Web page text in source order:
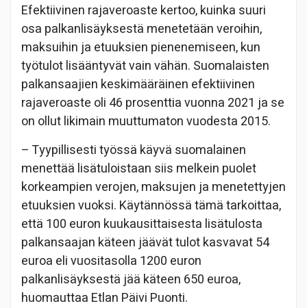
Efektiivinen rajaveroaste kertoo, kuinka suuri
osa palkanlisäyksestä menetetään veroihin,
maksuihin ja etuuksien pienenemiseen, kun
työtulot lisääntyvät vain vähän. Suomalaisten
palkansaajien keskimääräinen efektiivinen
rajaveroaste oli 46 prosenttia vuonna 2021 ja se
on ollut likimain muuttumaton vuodesta 2015.
– Tyypillisesti työssä käyvä suomalainen
menettää lisätuloistaan siis melkein puolet
korkeampien verojen, maksujen ja menetettyjen
etuuksien vuoksi. Käytännössä tämä tarkoittaa,
että 100 euron kuukausittaisesta lisätulosta
palkansaajan käteen jäävät tulot kasvavat 54
euroa eli vuositasolla 1200 euron
palkanlisäyksestä jää käteen 650 euroa,
huomauttaa Etlan Päivi Puonti.